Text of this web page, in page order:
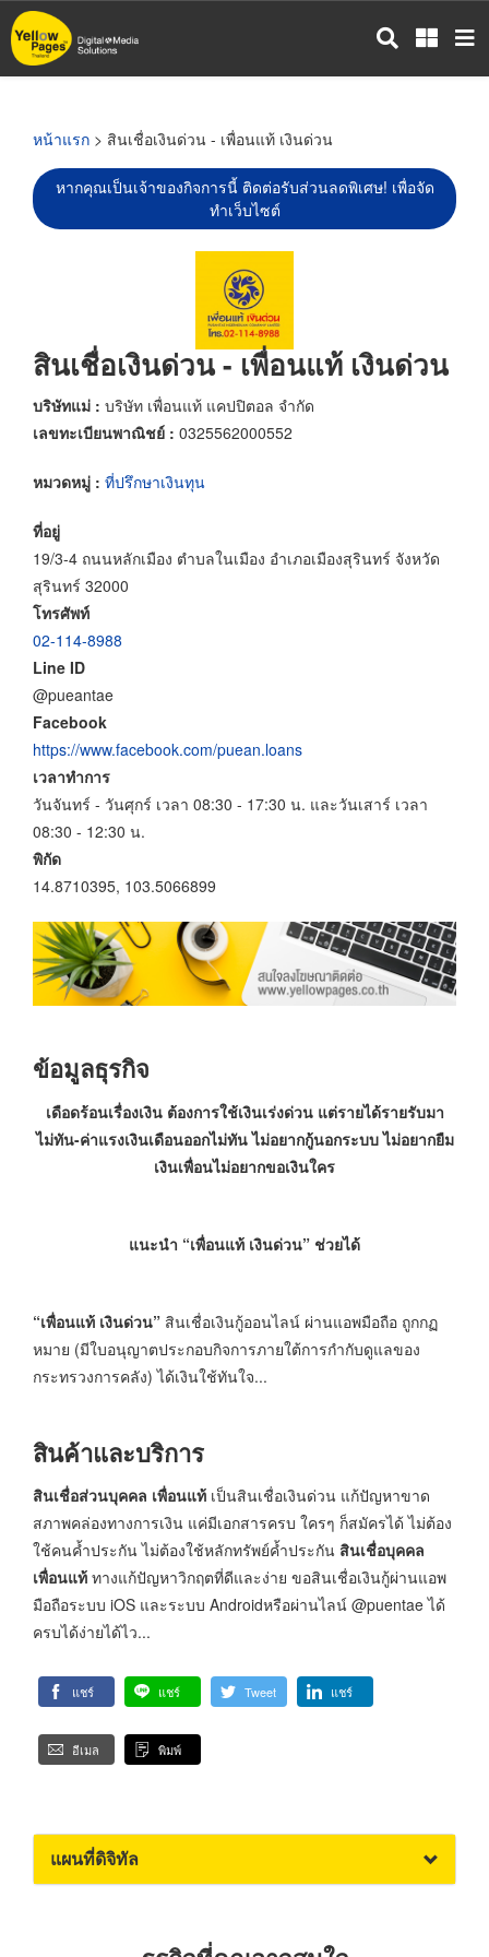
ข้าม
ไป
หน้าแรก > สินเชื่อเงินด่วน - เพื่อนแท้ เงินด่วน
หากคุณเป็นเจ้าของกิจการนี้ ติดต่อรับส่วนลดพิเศษ! เพื่อจัด
ทำเว็บไซต์
สินเชื่อเงินด่วน - เพื่อนแท้ เงินด่วน
บริษัทแม่ : บริษัท เพื่อนแท้ แคปปิตอล จำกัด
เลขทะเบียนพาณิชย์ : 0325562000552
หมวดหมู่ : ที่ปรึกษาเงินทุน
ที่อยู่
19/3-4 ถนนหลักเมือง ตำบลในเมือง อำเภอเมืองสุรินทร์ จังหวัด
สุรินทร์ 32000
โทรศัพท์
02-114-8988
Line ID
@pueantae
Facebook
https://www.facebook.com/puean.loans
เวลาทำการ
วันจันทร์ - วันศุกร์ เวลา 08:30 - 17:30 น. และวันเสาร์ เวลา
08:30 - 12:30 น.
พิกัด
14.8710395, 103.5066899
ข้อมูลธุรกิจ
เดือดร้อนเรื่องเงิน ต้องการใช้เงินเร่งด่วน แต่รายได้รายรับมา
ไม่ทัน-ค่าแรงเงินเดือนออกไม่ทัน ไม่อยากกู้นอกระบบ ไม่อยากยืม
เงินเพื่อนไม่อยากขอเงินใคร
แนะนำ “เพื่อนแท้ เงินด่วน” ช่วยได้
“เพื่อนแท้ เงินด่วน” สินเชื่อเงินกู้ออนไลน์ ผ่านแอพมือถือ ถูกกฏ
หมาย (มีใบอนุญาตประกอบกิจการภายใต้การกำกับดูแลของ
กระทรวงการคลัง) ได้เงินใช้ทันใจ...
สินค้าและบริการ
สินเชื่อส่วนบุคคล เพื่อนแท้ เป็นสินเชื่อเงินด่วน แก้ปัญหาขาด
สภาพคล่องทางการเงิน แค่มีเอกสารครบ ใครๆ ก็สมัครได้ ไม่ต้อง
ใช้คนค้ำประกัน ไม่ต้องใช้หลักทรัพย์ค้ำประกัน สินเชื่อบุคคล
เพื่อนแท้ ทางแก้ปัญหาวิกฤตที่ดีและง่าย ขอสินเชื่อเงินกู้ผ่านแอพ
มือถือระบบ iOS และระบบ Androidหรือผ่านไลน์ @puentae ได้
ครบได้ง่ายได้ไว...
แชร์ แชร์ Tweet แชร์
อีเมล พิมพ์
แผนที่ดิจิทัล